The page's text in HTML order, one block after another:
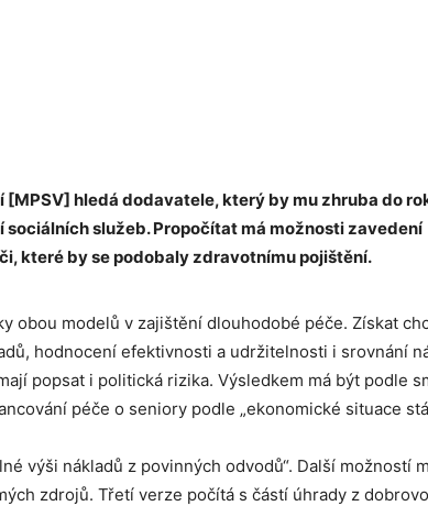
hledá dodavatele, který by mu zhruba do
služeb. Propočítat má možnosti zavedení
které by se podobaly zdravotnímu pojištění.
obou modelů v zajištění dlouhodobé péče. Získat
hodnocení efektivnosti a udržitelnosti i srovnání
popsat i politická rizika. Výsledkem má být podle
péče o seniory podle „ekonomické situace
výši nákladů z povinných odvodů“. Další možností
zdrojů. Třetí verze počítá s částí úhrady z